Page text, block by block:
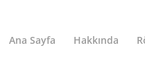
Ana Sayfa Hakkında